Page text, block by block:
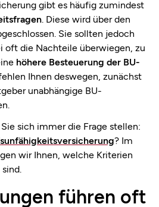
gibt es häufig zumindest
. Diese wird über den
Sie sollten jedoch
oft die Nachteile überwiegen, zu
höhere Besteuerung der BU-
Ihnen deswegen, zunächst
unabhängige BU-
sich immer die Frage stellen:
? Im
wir Ihnen, welche Kriterien
führen oft